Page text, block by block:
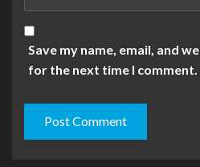
Save my name, email, and
for the next time I comment.